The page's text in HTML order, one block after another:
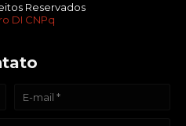
Reservados
DI CNPq